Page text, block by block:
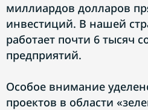
миллиардов долларов
инвестиций. В нашей
работает почти 6 тысяч
предприятий.
Особое внимание
проектов в области